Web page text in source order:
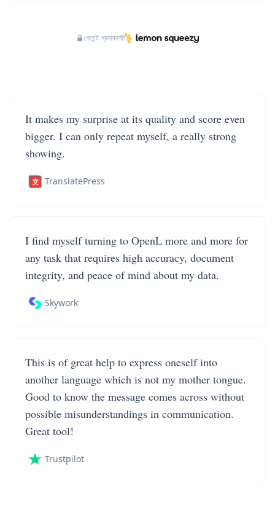
পেমেন্ট প্রদানকারী
It makes my surprise at its quality and score even
bigger. I can only repeat myself, a really strong
showing.
TranslatePress
I find myself turning to OpenL more and more for
any task that requires high accuracy, document
integrity, and peace of mind about my data.
Skywork
This is of great help to express oneself into
another language which is not my mother tongue.
Good to know the message comes across without
possible misunderstandings in communication.
Great tool!
Trustpilot